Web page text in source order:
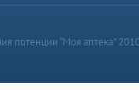
потенции “Моя аптека”